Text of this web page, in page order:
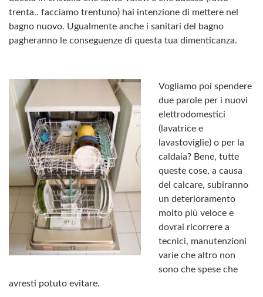
trenta.. facciamo trentuno) hai intenzione di mettere nel
bagno nuovo. Ugualmente anche i sanitari del bagno
pagheranno le conseguenze di questa tua dimenticanza.
Vogliamo poi spendere
due parole per i nuovi
elettrodomestici
(lavatrice e
lavastoviglie) o per la
caldaia? Bene, tutte
queste cose, a causa
del calcare, subiranno
un deterioramento
molto più veloce e
dovrai ricorrere a
tecnici, manutenzioni
varie che altro non
sono che spese che
avresti potuto evitare.